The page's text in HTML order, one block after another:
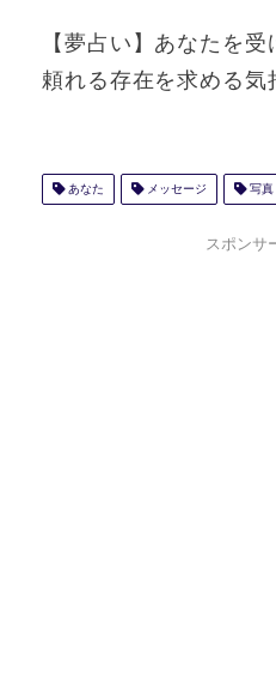
【夢占い】あなたを
頼れる存在を求める気
あなた メッセージ 写真
スポンサ